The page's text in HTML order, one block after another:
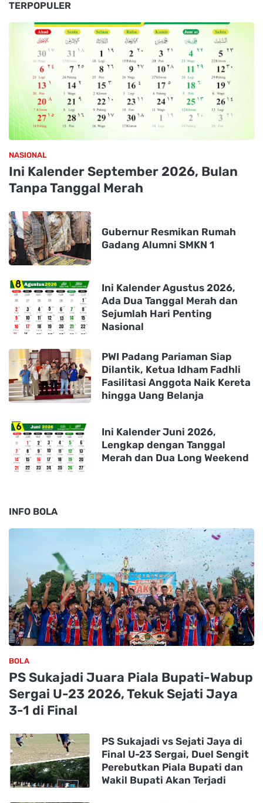
TERPOPULER
NASIONAL
Ini Kalender September 2026, Bulan
Tanpa Tanggal Merah
Gubernur Resmikan Rumah
Gadang Alumni SMKN 1
Ini Kalender Agustus 2026,
Ada Dua Tanggal Merah dan
Sejumlah Hari Penting
Nasional
PWI Padang Pariaman Siap
Dilantik, Ketua Idham Fadhli
Fasilitasi Anggota Naik Kereta
hingga Uang Belanja
Ini Kalender Juni 2026,
Lengkap dengan Tanggal
Merah dan Dua Long Weekend
INFO BOLA
BOLA
PS Sukajadi Juara Piala Bupati-Wabup
Sergai U-23 2026, Tekuk Sejati Jaya
3-1 di Final
PS Sukajadi vs Sejati Jaya di
Final U-23 Sergai, Duel Sengit
Perebutkan Piala Bupati dan
Wakil Bupati Akan Terjadi